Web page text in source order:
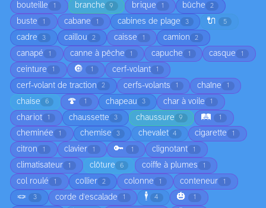
bouteille 1 branche 9 brique 1 bûche 2
buste 1 cabane 1 cabines de plage 3 🔌 5
cadre 3 caillou 2 caisse 1 camion 2
canapé 1 canne à pêche 1 capuche 1 casque 1
ceinture 1 🔘 1 cerf-volant 1
cerf-volant de traction 2 cerfs-volants 1 chaîne 1
chaise 6 🍄 1 chapeau 3 char à voile 1
chariot 1 chaussette 3 chaussure 9 🛤️ 1
cheminée 1 chemise 3 chevalet 4 cigarette 1
citron 1 clavier 1 🔑 1 clignotant 1
climatisateur 1 clôture 6 coiffe à plumes 1
col roulé 1 collier 2 colonne 1 conteneur 1
🪢 3 corde d'escalade 1 🕴️ 4 🎃 1